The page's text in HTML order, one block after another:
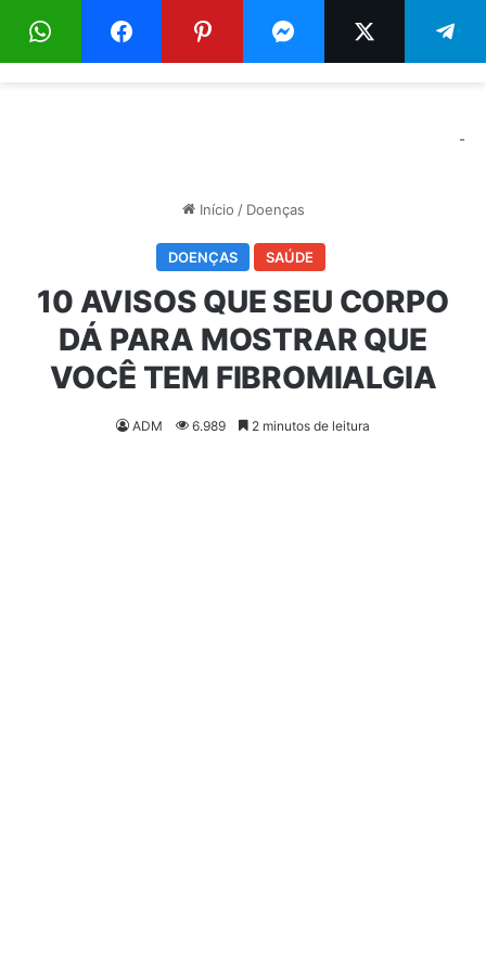
Menu
-
Início / Doenças
DOENÇAS SAÚDE
10 AVISOS QUE SEU CORPO
DÁ PARA MOSTRAR QUE
VOCÊ TEM FIBROMIALGIA
ADM 6.989 2 minutos de leitura